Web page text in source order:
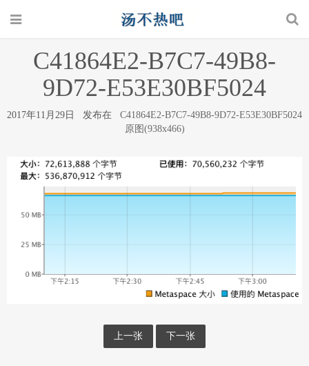
C41864E2-B7C7-49B8-
9D72-E53E30BF5024
2017年11月29日 发布在 C41864E2-B7C7-49B8-9D72-E53E30BF5024
原图(938x466)
上一张 下一张